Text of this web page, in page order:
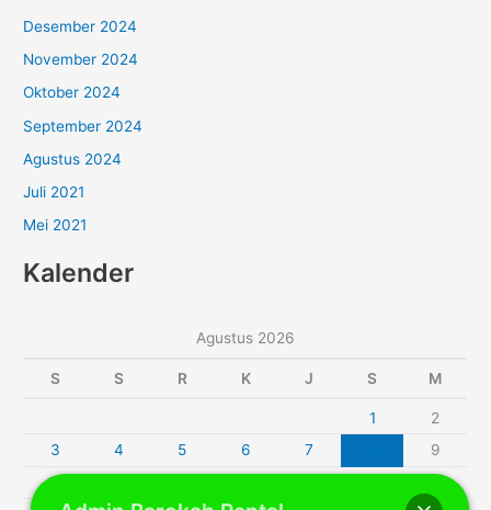
Desember 2024
November 2024
Oktober 2024
September 2024
Agustus 2024
Juli 2021
Mei 2021
Kalender
Agustus 2026
S S R K J S M
1
2
3
4 5 6 7
9
10